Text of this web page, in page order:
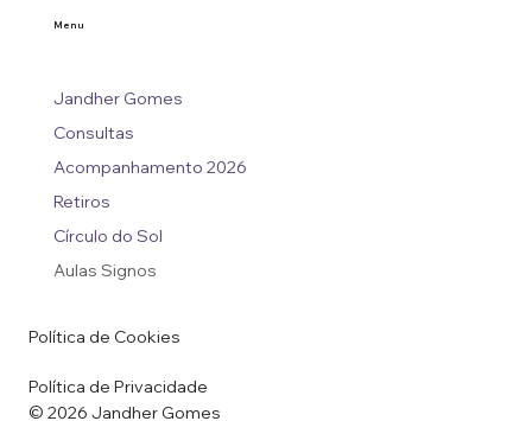
Menu
Jandher Gomes
Consultas
Acompanhamento 2026
Retiros
Círculo do Sol
Aulas Signos
© 2026 Jandher Gomes
Política de Privacidade
Política de Cookies